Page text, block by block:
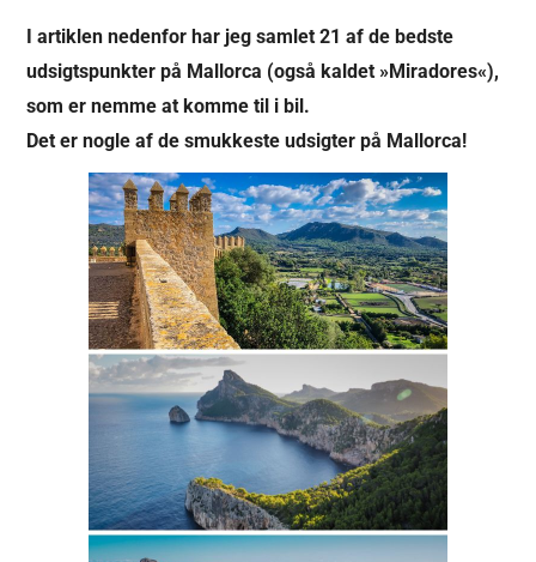
I artiklen nedenfor har jeg samlet 21 af de bedste
udsigtspunkter på Mallorca (også kaldet »Miradores«),
som er nemme at komme til i bil.
Det er nogle af de smukkeste udsigter på Mallorca!